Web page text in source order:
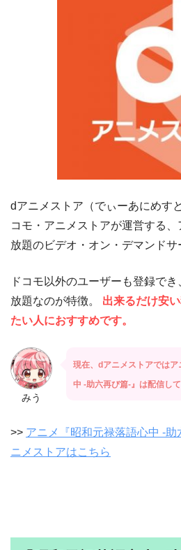
dアニメストア（でぃーあにめす
コモ・アニメストアが運営する
放題のビデオ・オン・デマンドサ
ドコモ以外のユーザーも登録で
放題なのが特徴。 出来るだけ安
たい人におすすめです。
みう
現在、dアニメストアでは
中 -助六再び篇-』は配信し
>> アニメ『昭和元禄落語心中 -
ニメストアはこちら